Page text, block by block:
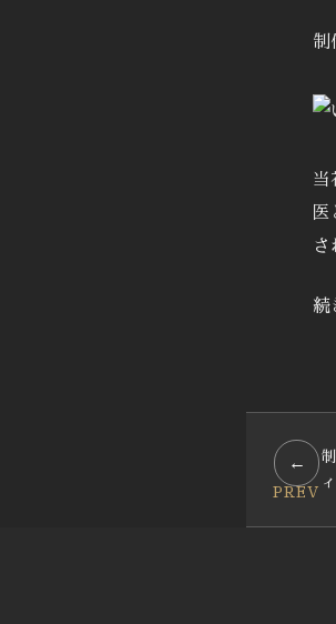
制
当
医
さ
続
←
PREV